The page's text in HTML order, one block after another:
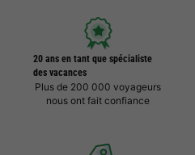
20 ans en tant que spécialiste
des vacances
Plus de 200 000 voyageurs
nous ont fait confiance